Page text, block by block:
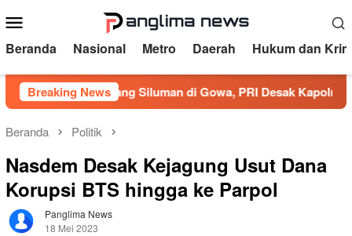
ke
kontenMobile
Beranda Nasional Metro Daerah Hukum dan
Breaking News
Tambang Siluman di Gowa, PRI Desak Kapolres Usut
Beranda Politik
Nasdem Desak Kejagung Usut Dana
Korupsi BTS hingga ke Parpol
Panglima News
18 Mei 2023